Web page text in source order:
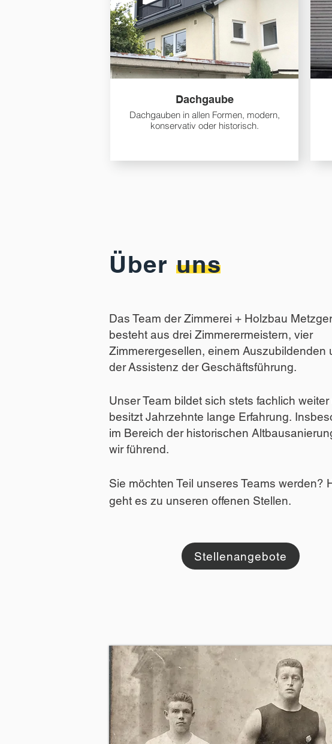
Dachgaube
Dachgauben in allen Formen, modern,
konservativ oder historisch.
Über uns
Das Team der Zimmerei + Holzbau
besteht aus drei Zimmerermeistern, vier
Zimmerergesellen, einem Auszubildenden
derAssistenz der Geschäftsführung.
Unser Team bildet sich stets fachlich weiter
besitzt Jahrzehnte lange Erfahrung.
im Bereich der historischen
wir führend.
Sie möchten Teil unseres Teams werden?
geht es zu unseren offenen Stellen.
Stellenangebote